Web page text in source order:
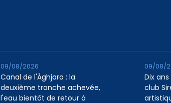
Canal de l'Àghjara : la
deuxième tranche achevée,
l'eau bientôt de retour à
09/08/2026
Dix
club
09/08/